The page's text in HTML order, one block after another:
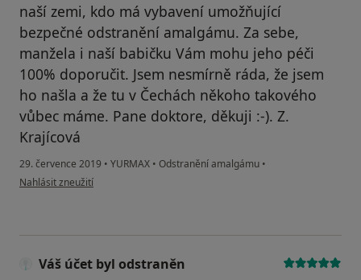
naší zemi, kdo má vybavení umožňující
bezpečné odstranění amalgámu. Za sebe,
manžela i naší babičku Vám mohu jeho péči
100% doporučit. Jsem nesmírně ráda, že jsem
ho našla a že tu v Čechách někoho takového
vůbec máme. Pane doktore, děkuji :-). Z.
Krajícová
29. července 2019 • YURMAX • Odstranění amalgámu •
podle názoru uživatele Váš účet byl odstraněn
Nahlásit zneužití
Váš účet byl odstraněn